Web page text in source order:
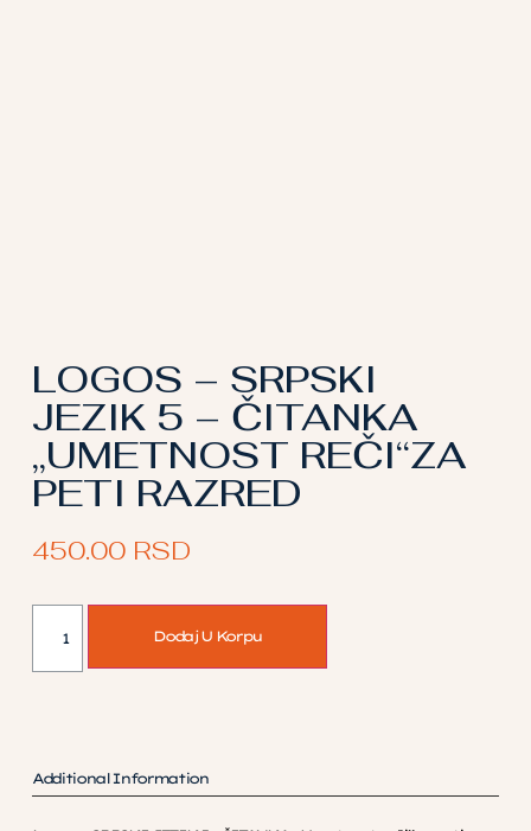
LOGOS – SRPSKI
JEZIK 5 – ČITANKA
„UMETNOST REČI“ZA
PETI RAZRED
450.00 RSD
Dodaj U Korpu
Additional Information